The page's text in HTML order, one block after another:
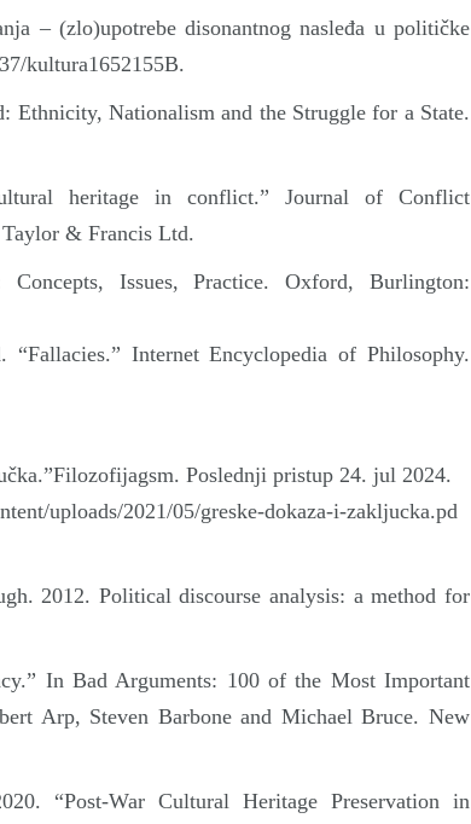
– (zlo)upotrebe disonantnog nasleđa u političke
kultura1652155B.
Nationalism and the Struggle for a State.
heritage in conflict.” Journal of Conflict
& Francis Ltd.
Issues, Practice. Oxford, Burlington:
Internet Encyclopedia of Philosophy.
Poslednji pristup 24. jul 2024.
uploads/2021/05/greske-dokaza-i-zakljucka.pd
2012. Political discourse analysis: a method for
In Bad Arguments: 100 of the Most Important
Arp, Steven Barbone and Michael Bruce. New
“Post-War Cultural Heritage Preservation in